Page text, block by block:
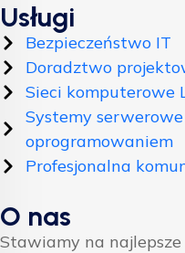
Usługi
Bezpieczeństwo IT
Doradztwo
Sieci komputerowe
Systemy
oprogramowaniem
Profesjonalna
O nas
Stawiamy na